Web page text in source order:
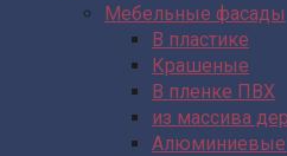
Мебельные фасады
В пластике
Крашеные
В пленке ПВХ
из массива
Алюминиевые